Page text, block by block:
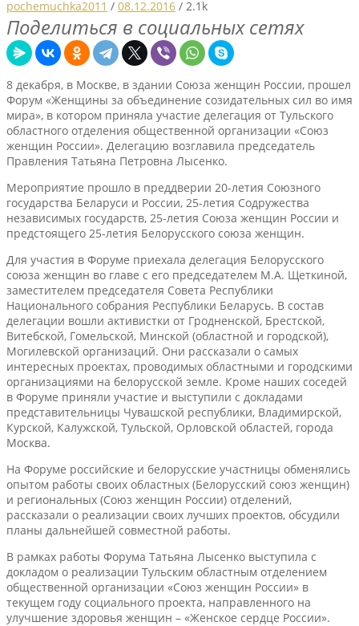
pochemuchka2011 / 08.12.2016 / 2.1k
Поделиться в социальных сетях
8 декабря, в Москве, в здании Союза женщин России, прошел
Форум «Женщины за объединение созидательных сил во имя
мира», в котором приняла участие делегация от Тульского
областного отделения общественной организации «Союз
женщин России». Делегацию возглавила председатель
Правления Татьяна Петровна Лысенко.
Мероприятие прошло в преддверии 20-летия Союзного
государства Беларуси и России, 25-летия Содружества
независимых государств, 25-летия Союза женщин России и
предстоящего 25-летия Белорусского союза женщин.
Для участия в Форуме приехала делегация Белорусского
союза женщин во главе с его председателем М.А. Щеткиной,
заместителем председателя Совета Республики
Национального собрания Республики Беларусь. В состав
делегации вошли активистки от Гродненской, Брестской,
Витебской, Гомельской, Минской (областной и городской),
Могилевской организаций. Они рассказали о самых
интересных проектах, проводимых областными и городскими
организациями на белорусской земле. Кроме наших соседей
в Форуме приняли участие и выступили с докладами
представительницы Чувашской республики, Владимирской,
Курской, Калужской, Тульской, Орловской областей, города
Москва.
На Форуме российские и белорусские участницы обменялись
опытом работы своих областных (Белорусский союз женщин)
и региональных (Союз женщин России) отделений,
рассказали о реализации своих лучших проектов, обсудили
планы дальнейшей совместной работы.
В рамках работы Форума Татьяна Лысенко выступила с
докладом о реализации Тульским областным отделением
общественной организации «Союз женщин России» в
текущем году социального проекта, направленного на
улучшение здоровья женщин – «Женское сердце России».